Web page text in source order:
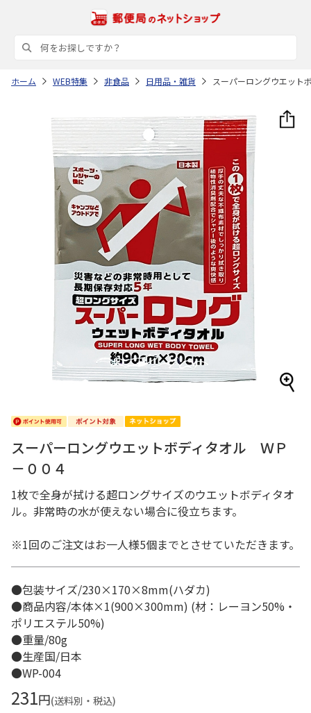
ホーム WEB特集 非食品 日用品・雑貨 スーパーロングウエッ
スーパーロングウエットボディタオル ＷＰ
－００４
1枚で全身が拭ける超ロングサイズのウエットボディタオ
ル。非常時の水が使えない場合に役立ちます。
※1回のご注文はお一人様5個までとさせていただきます。
●包装サイズ/230×170×8mm(ハダカ)
●商品内容/本体×1(900×300mm) (材：レーヨン50%・
ポリエステル50%)
●重量/80g
●生産国/日本
●WP-004
231円(送料別・税込)